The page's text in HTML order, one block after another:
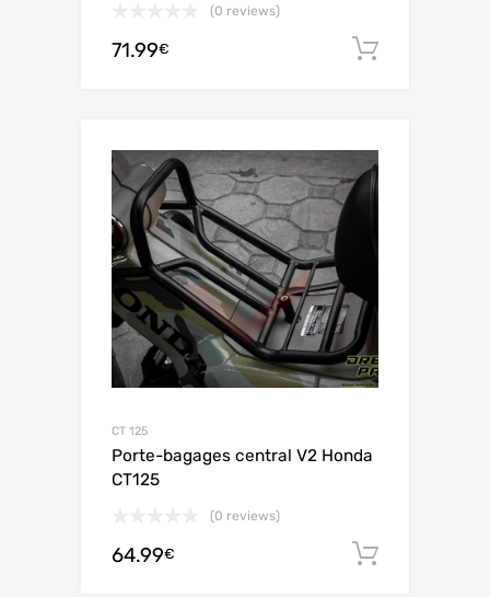
(0 reviews)
71.99€
CT 125
Porte-bagages central V2 Honda
CT125
(0 reviews)
64.99€